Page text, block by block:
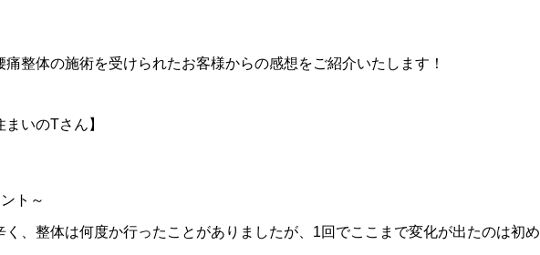
痛整体の施術を受けられたお客様からの感想をご紹介いたします！
まいのTさん】
ト～
く、整体は何度か行ったことがありましたが、1回でここまで変化が出たのは初め